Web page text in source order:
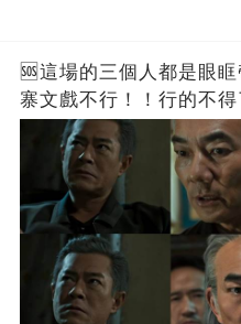
🆘這場的三個人都是眼
寨文戲不行！！行的不